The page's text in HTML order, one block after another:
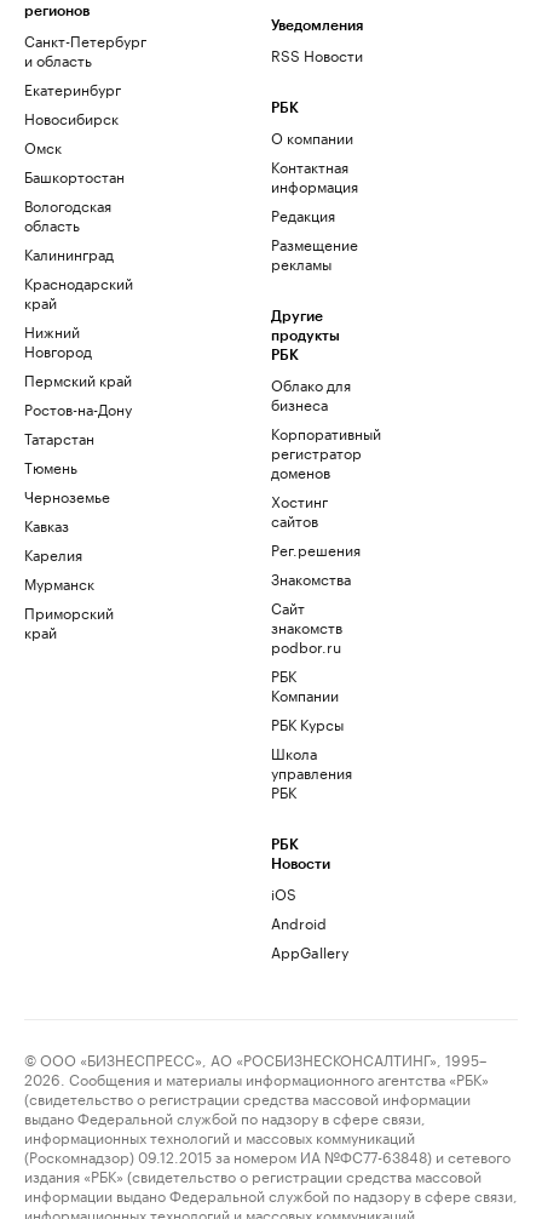
регионов
Санкт-Петербург
и область
Екатеринбург
Новосибирск
Омск
Башкортостан
Вологодская
область
Калининград
Краснодарский
край
Нижний
Новгород
Пермский край
Ростов-на-Дону
Татарстан
Тюмень
Черноземье
Кавказ
Карелия
Мурманск
Приморский
край
Уведомления
RSS Новости
РБК
О компании
Контактная
информация
Редакция
Размещение
рекламы
Другие
продукты
РБК
Облако для
бизнеса
Корпоративный
регистратор
доменов
Хостинг
сайтов
Рег.решения
Знакомства
Сайт
знакомств
podbor.ru
РБК
Компании
РБК Курсы
Школа
управления
РБК
РБК
Новости
iOS
Android
AppGallery
© ООО «БИЗНЕСПРЕСС», АО «РОСБИЗНЕСКОНСАЛТИНГ», 1995–
2026. Сообщения и материалы информационного агентства «РБК»
(свидетельство о регистрации средства массовой информации
выдано Федеральной службой по надзору в сфере связи,
информационных технологий и массовых коммуникаций
(Роскомнадзор) 09.12.2015 за номером ИА №ФС77-63848) и сетевого
издания «РБК» (свидетельство о регистрации средства массовой
информации выдано Федеральной службой по надзору в сфере связи,
информационных технологий и массовых коммуникаций